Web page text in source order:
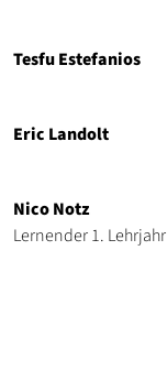
Tesfu Estefanios
Eric Landolt
Nico Notz
Lernender 1. Lehrjahr